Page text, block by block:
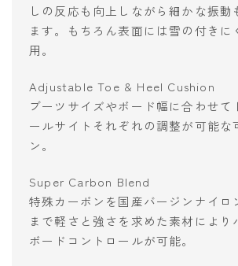
しの反応も向上しながら細かな振動
ます。もちろん表面には雪の付きに
用。
Adjustable Toe & Heel Cushion
ブーツサイズやボード幅に合わせて
ールサイトそれぞれの調整が可能な
ン。
Super Carbon Blend
特殊カーボンを国産バージンナイロ
まで軽さと強さを求めた素材により
ボードコントロールが可能。